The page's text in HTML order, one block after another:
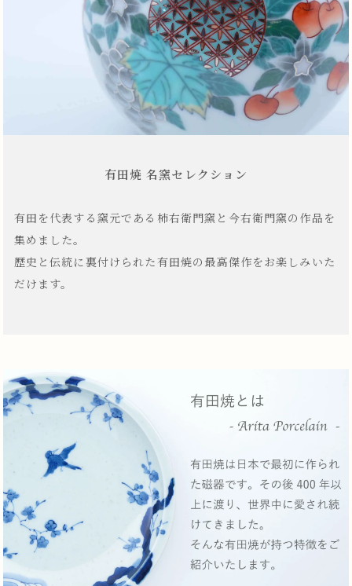
有田焼 名窯セレクション
有田を代表する窯元である柿右衛門窯と今右衛門窯の作品を
集めました。
歴史と伝統に裏付けられた有田焼の最高傑作をお楽しみいた
だけます。